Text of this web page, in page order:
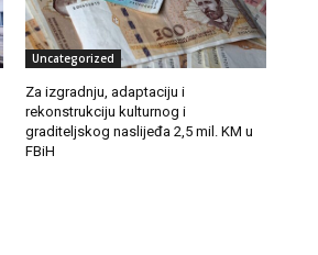
Uncategorized
Za izgradnju, adaptaciju i
rekonstrukciju kulturnog i
graditeljskog naslijeđa 2,5 mil. KM u
FBiH